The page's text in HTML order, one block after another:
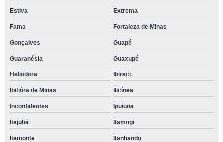
Estiva Extrema
Fama Fortaleza de Minas
Gonçalves Guapé
Guaranésia Guaxupé
Heliodora Ibiraci
Ibitiúra de Minas Ilicínea
Inconfidentes Ipuiuna
Itajubá Itamogi
Itamonte Itanhandu